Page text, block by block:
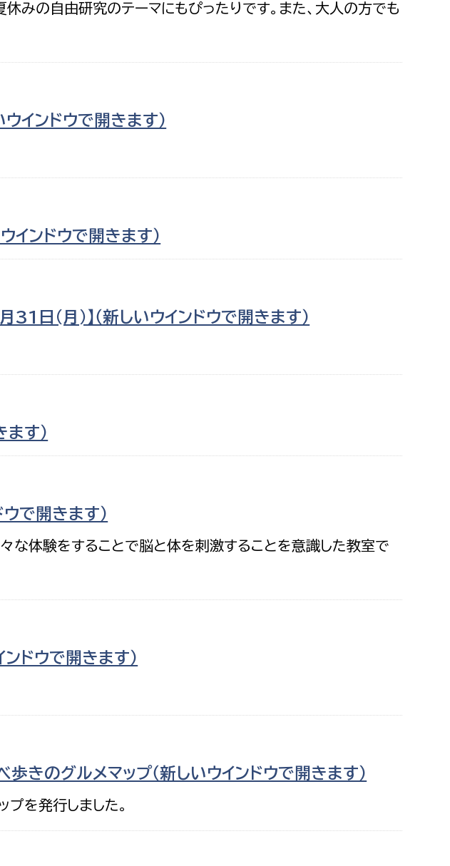
挙管理委員会事務局 監査事務局
みの自由研究のテーマにもぴったりです。また、大人の方でも
インドウで開きます）
ンドウで開きます）
日(月)】（新しいウインドウで開きます）
す）
で開きます）
な体験をすることで脳と体を刺激することを意識した教室で
ドウで開きます）
きのグルメマップ（新しいウインドウで開きます）
を発行しました。